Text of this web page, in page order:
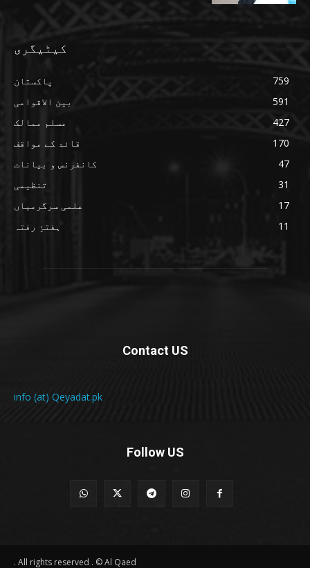
کیٹیگری
پاکستان
759
بین الاقوامی
591
مسلم ممالک
427
قائد کے مواقف
170
کانفرنس و بیانات
47
تنظیمی
31
علمی سرگرمیاں
17
ہفتۂِ رفتہ
11
Contact US
info (at) Qeyadat.pk
Follow US
All rights reserved . © Al Qaed .